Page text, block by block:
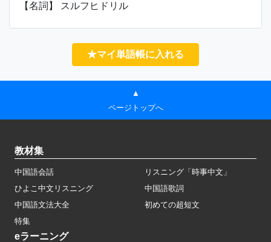
【名詞】 スルフヒドリル
★マイ単語帳に入れる
▲
ページトップへ
教材集
中国語会話
リスニング「時事中文」
ひよこ中文リスニング
中国語歌詞
中国語文法大全
初めての超短文
特集
eラーニング